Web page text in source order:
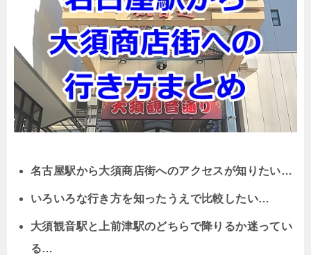
名古屋駅から大須商店街へのアクセスが知りたい…
いろいろな行き方を知ったうえで比較したい…
大須観音駅と上前津駅のどちらで降りるか迷ってい
る…